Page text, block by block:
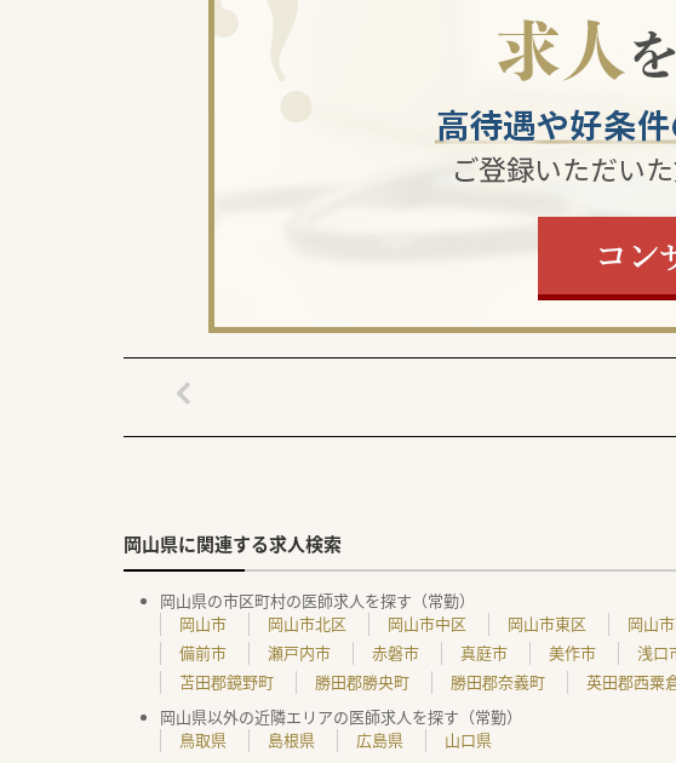
岡山県に関連する求人検索
岡山県の市区町村の医師求人を探す（常勤）
岡山市
岡山市北区 岡山市中区 岡山市東区 岡山
備前市
瀬戸内市 赤磐市 真庭市 美作市 浅口
苫田郡鏡野町
勝田郡勝央町 勝田郡奈義町 英田郡西粟
岡山県以外の近隣エリアの医師求人を探す（常勤）
鳥取県
島根県 広島県
山口県